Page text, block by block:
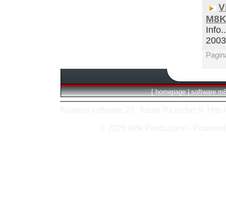
2003
[ homepage | software